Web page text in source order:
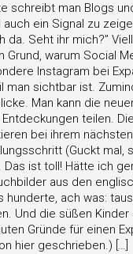
schreibt man Blogs
ein Signal zu
da. Seht ihr mich?”
Grund, warum Social
Instagram bei
man sichtbar ist.
Man kann die
teilen.
bei ihrem
(Guckt mal,
Das ist toll! Hätte ich
aus den
hunderte, ach was:
Und die süßen Kinder
Gründe für einen
hier geschrieben.) […]